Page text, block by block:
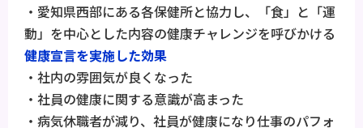
・愛知県西部にある各保健所と協力し、「食」と「運
動」を中心とした内容の健康チャレンジを呼びかける
健康宣言を実施した効果
・社内の雰囲気が良くなった
・社員の健康に関する意識が高まった
・病気休職者が減り、社員が健康になり仕事のパフォ